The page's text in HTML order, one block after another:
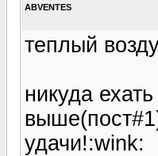
ABVENTES
теплый
никуда
удачи!:wink: